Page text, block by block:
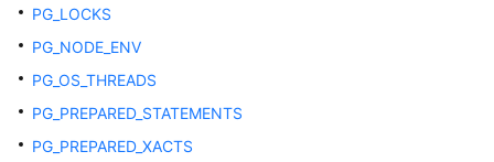
审
计
用
户
PG_LOCKS
PG_NODE_ENV
PG_OS_THREADS
PG_PREPARED_STATEMENTS
PG_PREPARED_XACTS